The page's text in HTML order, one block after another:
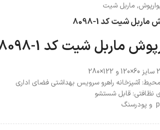
, ماربل شیت
شیت کد 1-8098
ماربل شیت کد 1-8098
60×120 و 122×280
محیط: آشپزخانه راهرو سرویس بهداشتی فضای اداری
نظافتی: قابل شستشو